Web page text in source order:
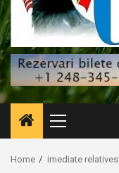
Primary
Menu
Home imediate relatives